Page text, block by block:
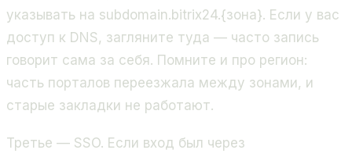
указывать на subdomain.bitrix24.{зона}. Если у вас
доступ к DNS, загляните туда — часто запись
говорит сама за себя. Помните и про регион:
часть порталов переезжала между зонами, и
старые закладки не работают.
Третье — SSO. Если вход был через